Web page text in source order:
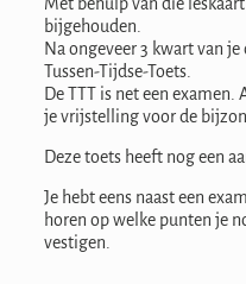
bijgehouden.
Na ongeveer 3 kwart van
Tussen-Tijdse-Toets.
De TTT is net een
je vrijstelling voor de
Deze toets heeft nog een
Je hebt eens naast een
horen op welke punten je
vestigen.